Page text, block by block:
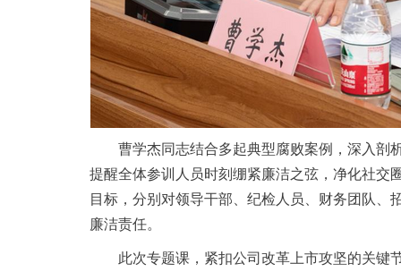
曹学杰同志结合多起典型腐败案例，深入剖
提醒全体参训人员时刻绷紧廉洁之弦，净化社交
目标，分别对领导干部、纪检人员、财务团队
廉洁责任。
此次专题课，紧扣公司改革上市攻坚的关键